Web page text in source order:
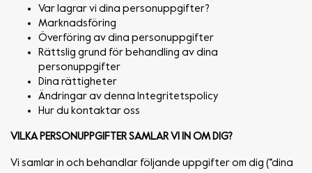
Var lagrar vi dina personuppgifter?
Marknadsföring
Överföring av dina personuppgifter
Rättslig grund för behandling av dina
personuppgifter
Dina rättigheter
Ändringar av denna Integritetspolicy
Hur du kontaktar oss
VILKA PERSONUPPGIFTER SAMLAR VI IN OM DIG?
Vi samlar in och behandlar följande uppgifter om dig (“dina